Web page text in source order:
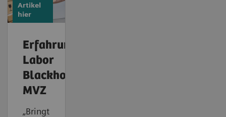
Artikel
hier
Erfahrungsbericht:
Labor
Blackholm
MVZ
„Bringt